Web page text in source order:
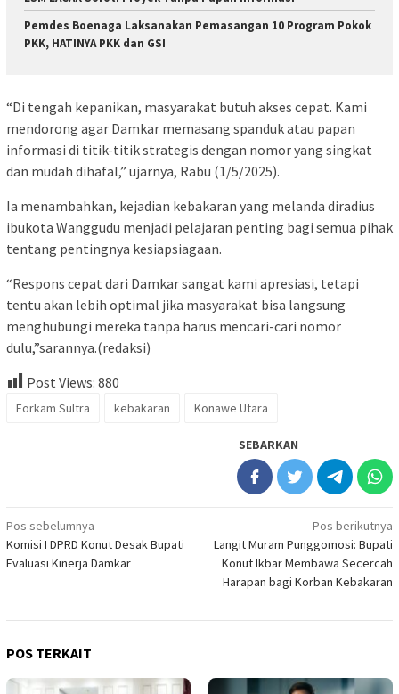
Pemdes Boenaga Laksanakan Pemasangan 10 Program Pokok
PKK, HATINYA PKK dan GSI
“Di tengah kepanikan, masyarakat butuh akses cepat. Kami
mendorong agar Damkar memasang spanduk atau papan
informasi di titik-titik strategis dengan nomor yang singkat
dan mudah dihafal,” ujarnya, Rabu (1/5/2025).
Ia menambahkan, kejadian kebakaran yang melanda diradius
ibukota Wanggudu menjadi pelajaran penting bagi semua pihak
tentang pentingnya kesiapsiagaan.
“Respons cepat dari Damkar sangat kami apresiasi, tetapi
tentu akan lebih optimal jika masyarakat bisa langsung
menghubungi mereka tanpa harus mencari-cari nomor
dulu,”sarannya.(redaksi)
Post Views: 880
Forkam Sultra kebakaran Konawe Utara
SEBARKAN
Navigasi
pos
Pos sebelumnya
Komisi I DPRD Konut Desak Bupati
Evaluasi Kinerja Damkar
Pos berikutnya
Langit Muram Punggomosi: Bupati
Konut Ikbar Membawa Secercah
Harapan bagi Korban Kebakaran
POS TERKAIT